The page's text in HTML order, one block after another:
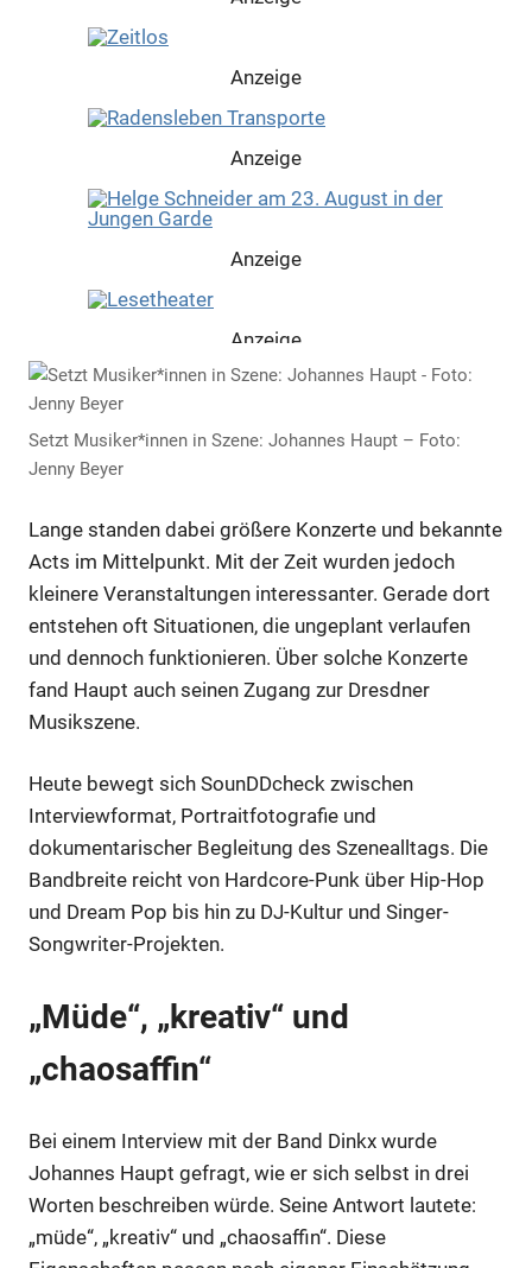
Anzeige
Anzeige
Anzeige
Anzeige
Anzeige
Anzeige
Setzt Musiker*innen in Szene: Johannes Haupt – Foto:
Jenny Beyer
Lange standen dabei größere Konzerte und bekannte
Acts im Mittelpunkt. Mit der Zeit wurden jedoch
kleinere Veranstaltungen interessanter. Gerade dort
entstehen oft Situationen, die ungeplant verlaufen
und dennoch funktionieren. Über solche Konzerte
fand Haupt auch seinen Zugang zur Dresdner
Musikszene.
Heute bewegt sich SounDDcheck zwischen
Interviewformat, Portraitfotografie und
dokumentarischer Begleitung des Szenealltags. Die
Bandbreite reicht von Hardcore-Punk über Hip-Hop
und Dream Pop bis hin zu DJ-Kultur und Singer-
Songwriter-Projekten.
„Müde“, „kreativ“ und
„chaosaffin“
Bei einem Interview mit der Band Dinkx wurde
Johannes Haupt gefragt, wie er sich selbst in drei
Worten beschreiben würde. Seine Antwort lautete:
„müde“, „kreativ“ und „chaosaffin“. Diese